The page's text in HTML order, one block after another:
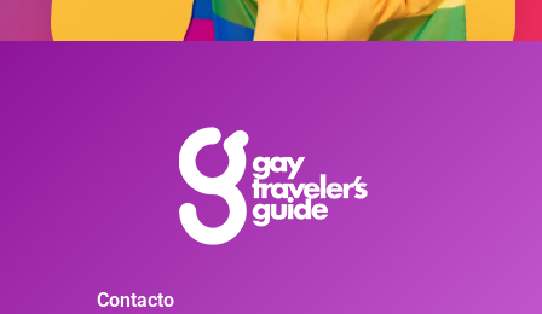
Contacto